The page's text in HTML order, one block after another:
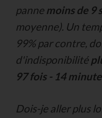
panne moins de 9
moyenne). Un
99% par contre,
d'indisponibilité
97 fois - 14
Dois-je aller plus